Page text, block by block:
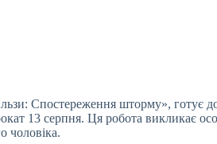
Спостереження шторму», готує
13 серпня. Ця робота викликає
чоловіка.